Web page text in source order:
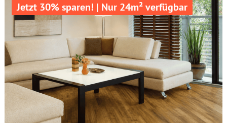
Jetzt 30% sparen! | Nur 24m² verfügbar